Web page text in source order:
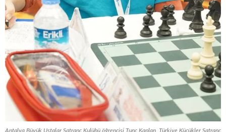
Antalya Büyük Ustalar Satranç Kulübü öğrencisi Tunç Kaplan, Türkiye Küçükler Satranç